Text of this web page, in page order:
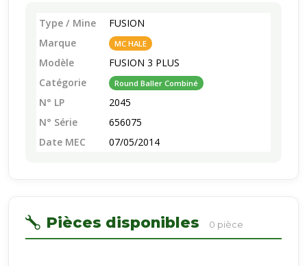
Type / Mine
FUSION
Marque
MC HALE
Modèle
FUSION 3 PLUS
Catégorie
Round Baller Combiné
N° LP
2045
N° Série
656075
Date MEC
07/05/2014
Pièces disponibles 0 pièce